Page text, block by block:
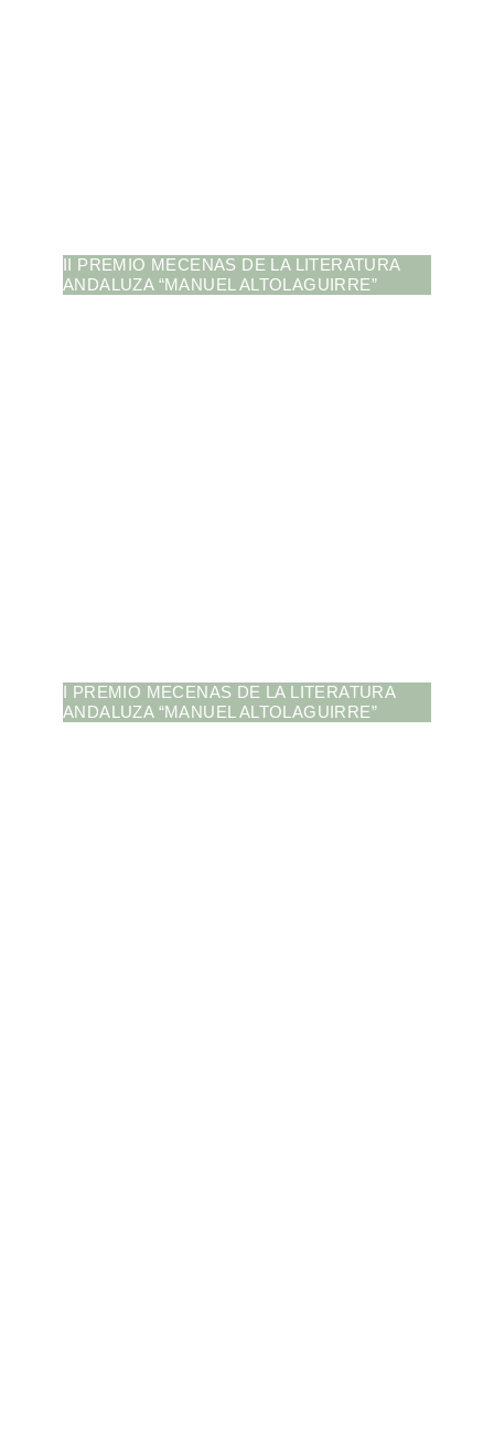
II PREMIO MECENAS DE LA LITERATURA
ANDALUZA “MANUEL ALTOLAGUIRRE”
I PREMIO MECENAS DE LA LITERATURA
ANDALUZA “MANUEL ALTOLAGUIRRE”